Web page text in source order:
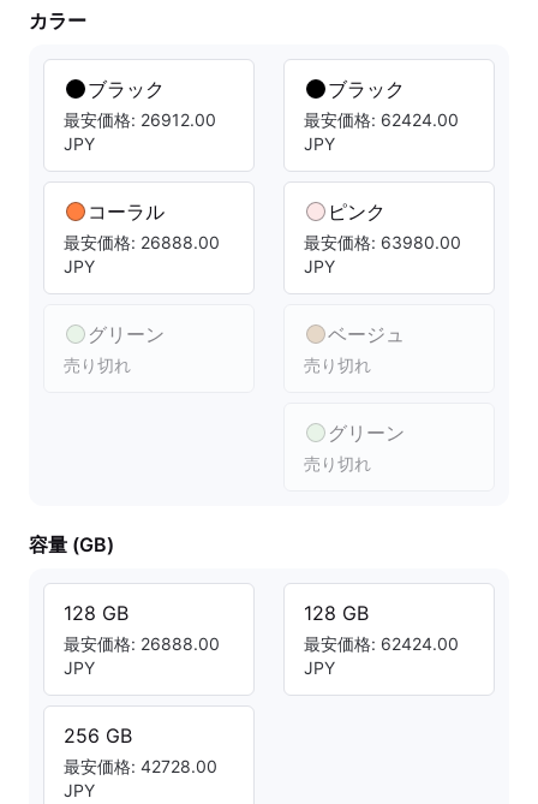
カラー
ブラック
最安価格: 26912.00
JPY
コーラル
最安価格: 26888.00
JPY
グリーン
売り切れ
ブラック
最安価格: 62424.00
JPY
ピンク
最安価格: 63980.00
JPY
ベージュ
売り切れ
グリーン
売り切れ
容量 (GB)
128 GB
最安価格: 26888.00
JPY
256 GB
最安価格: 42728.00
JPY
128 GB
最安価格: 62424.00
JPY